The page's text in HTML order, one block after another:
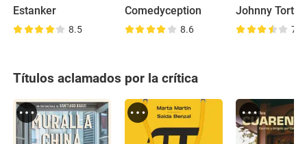
Estanker
8.5
Comedyception
8.6 7.6
Títulos aclamados por la crítica